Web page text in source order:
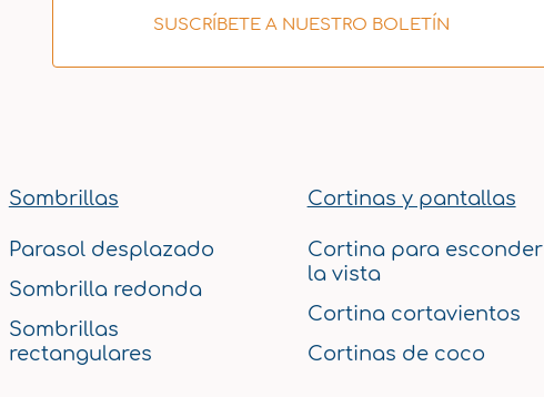
SUSCRÍBETE A NUESTRO BOLETÍN
Sombrillas
Parasol desplazado
Sombrilla redonda
Sombrillas
rectangulares
Cortinas y pantallas
Cortina para esconder
la vista
Cortina cortavientos
Cortinas de coco